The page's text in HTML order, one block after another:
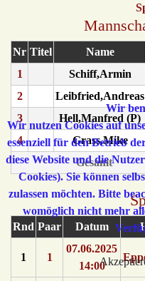
Nr Titel Name
1
Schiff,Armin
2
Leibfried,Andreas
3
Hell,Manfred (P)
4
Grass,Mike
Gesamt
Rnd Paar Datum
1 1
07.06.2025
14:00
Wir
Wir nutzen Cookies auf
essenziell für den Betrieb
diese Website und die
Cookies). Sie können
zulassen möchten. Bitte
womöglich nicht mehr